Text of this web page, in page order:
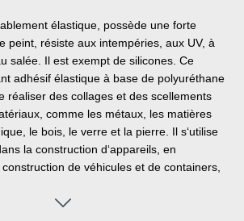
élastique, possède une forte
peint, résiste aux intempéries, aux UV, à
salée. Il est exempt de silicones. Ce
adhésif élastique à base de polyuréthane
réaliser des collages et des scellements
comme les métaux, les matières
le bois, le verre et la pierre. Il s‘utilise
la construction d‘appareils, en
de véhicules et de containers,
énergétique et électrique et partout où des